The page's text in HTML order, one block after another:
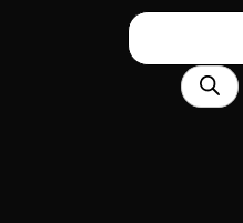
search